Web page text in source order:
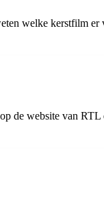
welke kerstfilm
de website van